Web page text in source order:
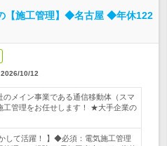
【施工管理】◆名古屋 ◆年休122
2026/10/12
のメイン事業である通信移動体（スマ
工管理をお任せします！ ★大手企業の
して活躍！ 】◆必須：電気施工管理